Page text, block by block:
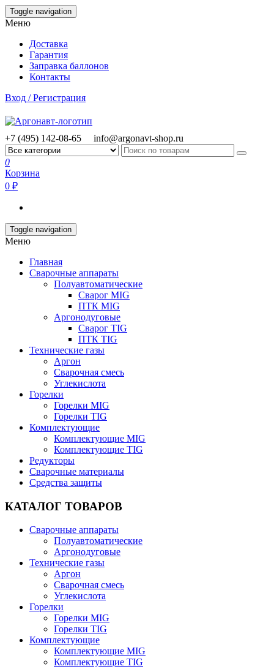
Skip
to
content
Toggle navigation
Меню
Доставка
Гарантия
Заправка баллонов
Контакты
Вход / Регистрация
+7 (495) 142-08-65 info@argonavt-shop.ru
0
Корзина
0 ₽
Toggle navigation
Меню
Главная
Сварочные аппараты
Полуавтоматические
Сварог MIG
ПТК MIG
Аргонодуговые
Сварог TIG
ПТК TIG
Технические газы
Аргон
Сварочная смесь
Углекислота
Горелки
Горелки MIG
Горелки TIG
Комплектующие
Комплектующие MIG
Комплектующие TIG
Редукторы
Сварочные материалы
Средства защиты
КАТАЛОГ ТОВАРОВ
Сварочные аппараты
Полуавтоматические
Аргонодуговые
Технические газы
Аргон
Сварочная смесь
Углекислота
Горелки
Горелки MIG
Горелки TIG
Комплектующие
Комплектующие MIG
Комплектующие TIG